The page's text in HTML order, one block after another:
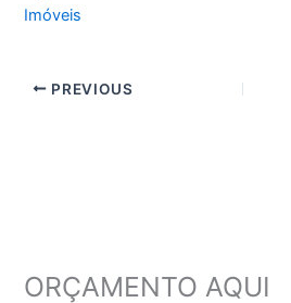
Imóveis
PREVIOUS
ORÇAMENTO AQUI